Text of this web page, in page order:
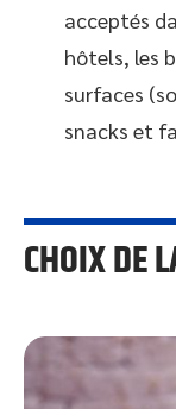
acceptés
hôtels, les
surfaces
snacks et
CHOIX DE